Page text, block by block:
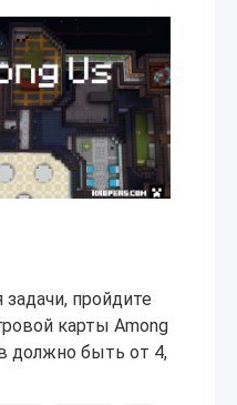
пройдите
карты Among
должно быть от 4,